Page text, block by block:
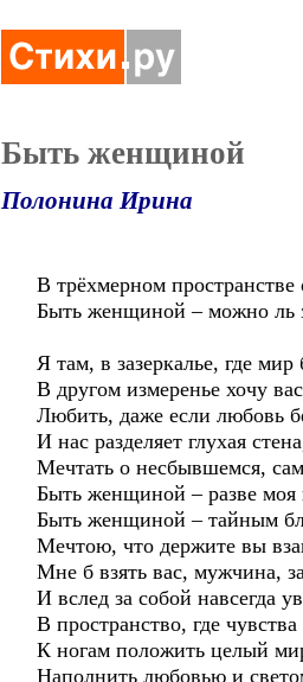
Быть женщиной
Полонина Ирина
В трёхмерном
Быть женщиной – можно ль
Я там, в зазеркалье, где мир
В другом измеренье хочу
Любить, даже если любовь
И нас разделяет глухая
Мечтать о несбывшемся,
Быть женщиной – разве моя
Быть женщиной – тайным
Мечтою, что держите вы
Мне б взять вас, мужчина,
И вслед за собой навсегда
В пространство, где
К ногам положить целый
Наполнить любовью и